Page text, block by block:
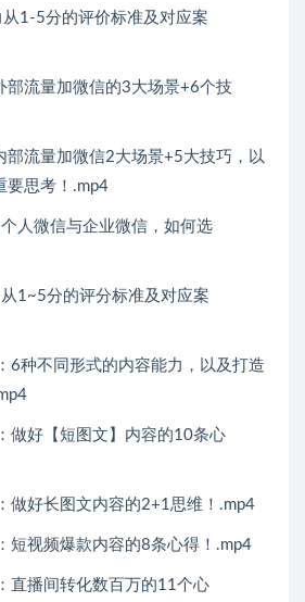
1-5分的评价标准及对应案
部流量加微信的3大场景+6个技
部流量加微信2大场景+5大技巧，以
要思考！.mp4
人微信与企业微信，如何选
1~5分的评分标准及对应案
6种不同形式的内容能力，以及打造
做好【短图文】内容的10条心
做好长图文内容的2+1思维！.mp4
短视频爆款内容的8条心得！.mp4
直播间转化数百万的11个心